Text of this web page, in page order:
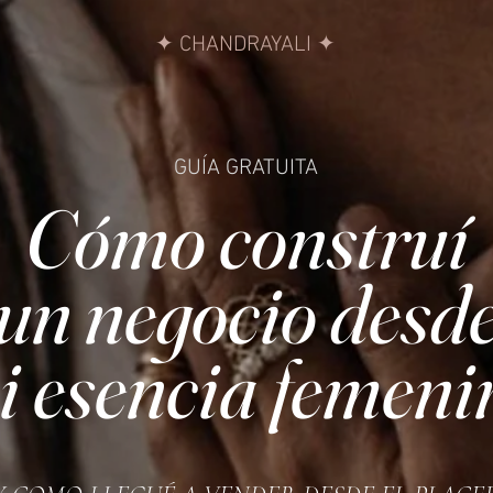
✦ CHANDRAYALI ✦
GUÍA GRATUITA
Cómo construí
negocio
esencia